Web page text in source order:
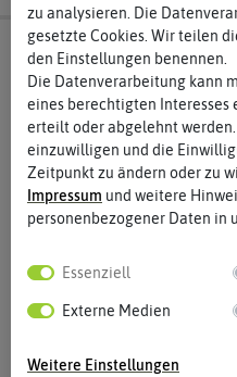
zu analysieren. Die
gesetzte Cookies. Wir teilen
den Einstellungen benennen.
Die Datenverarbeitung kann
eines berechtigten Interesses
erteilt oder abgelehnt
einzuwilligen und die
Zeitpunkt zu ändern oder zu
Impressum und weitere
personenbezogener Daten in
Essenziell
Externe Medien
Weitere Einstellungen